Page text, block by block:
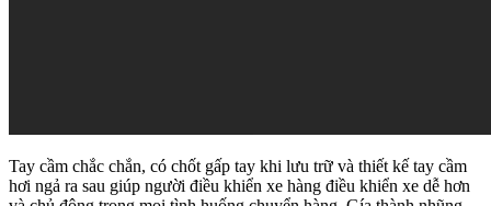
Tay cầm chắc chắn, có chốt gấp tay khi lưu trữ và thiết kế tay cầm
hơi ngả ra sau giúp người điều khiển xe hàng điều khiển xe dễ hơn